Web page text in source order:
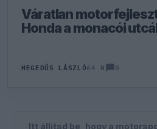
Váratlan
Honda a monacói
HEGEDŰS LÁSZLÓ64 N 0
Itt állítsd be, hogy a